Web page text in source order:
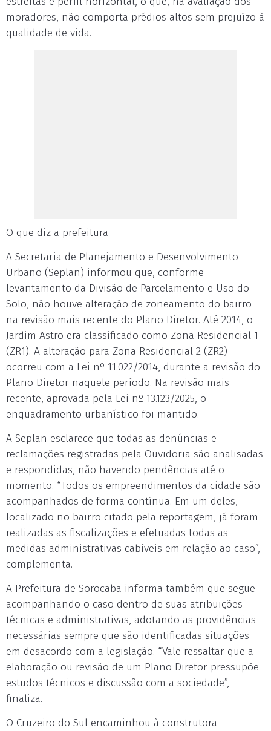
moradores, não comporta prédios altos sem prejuízo à
qualidade de vida.
O que diz a prefeitura
A Secretaria de Planejamento e Desenvolvimento
Urbano (Seplan) informou que, conforme
levantamento da Divisão de Parcelamento e Uso do
Solo, não houve alteração de zoneamento do bairro
na revisão mais recente do Plano Diretor. Até 2014, o
Jardim Astro era classificado como Zona Residencial 1
(ZR1). A alteração para Zona Residencial 2 (ZR2)
ocorreu com a Lei nº 11.022/2014, durante a revisão do
Plano Diretor naquele período. Na revisão mais
recente, aprovada pela Lei nº 13.123/2025, o
enquadramento urbanístico foi mantido.
A Seplan esclarece que todas as denúncias e
reclamações registradas pela Ouvidoria são analisadas
e respondidas, não havendo pendências até o
momento. “Todos os empreendimentos da cidade são
acompanhados de forma contínua. Em um deles,
localizado no bairro citado pela reportagem, já foram
realizadas as fiscalizações e efetuadas todas as
medidas administrativas cabíveis em relação ao caso”,
complementa.
A Prefeitura de Sorocaba informa também que segue
acompanhando o caso dentro de suas atribuições
técnicas e administrativas, adotando as providências
necessárias sempre que são identificadas situações
em desacordo com a legislação. “Vale ressaltar que a
elaboração ou revisão de um Plano Diretor pressupõe
estudos técnicos e discussão com a sociedade”,
finaliza.
O Cruzeiro do Sul encaminhou à construtora